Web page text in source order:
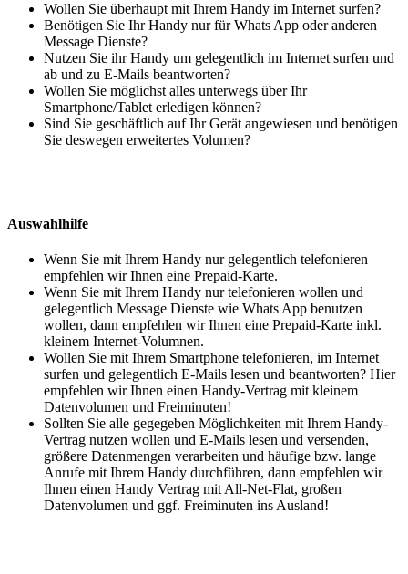
Wollen Sie überhaupt mit Ihrem Handy im Internet surfen?
Benötigen Sie Ihr Handy nur für Whats App oder anderen
Message Dienste?
Nutzen Sie ihr Handy um gelegentlich im Internet surfen und
ab und zu E-Mails beantworten?
Wollen Sie möglichst alles unterwegs über Ihr
Smartphone/Tablet erledigen können?
Sind Sie geschäftlich auf Ihr Gerät angewiesen und benötigen
Sie deswegen erweitertes Volumen?
Auswahlhilfe
Wenn Sie mit Ihrem Handy nur gelegentlich telefonieren
empfehlen wir Ihnen eine Prepaid-Karte.
Wenn Sie mit Ihrem Handy nur telefonieren wollen und
gelegentlich Message Dienste wie Whats App benutzen
wollen, dann empfehlen wir Ihnen eine Prepaid-Karte inkl.
kleinem Internet-Volumnen.
Wollen Sie mit Ihrem Smartphone telefonieren, im Internet
surfen und gelegentlich E-Mails lesen und beantworten? Hier
empfehlen wir Ihnen einen Handy-Vertrag mit kleinem
Datenvolumen und Freiminuten!
Sollten Sie alle gegegeben Möglichkeiten mit Ihrem Handy-
Vertrag nutzen wollen und E-Mails lesen und versenden,
größere Datenmengen verarbeiten und häufige bzw. lange
Anrufe mit Ihrem Handy durchführen, dann empfehlen wir
Ihnen einen Handy Vertrag mit All-Net-Flat, großen
Datenvolumen und ggf. Freiminuten ins Ausland!